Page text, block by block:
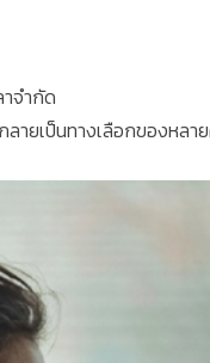
จำกัด
ลายเป็นทางเลือกของห